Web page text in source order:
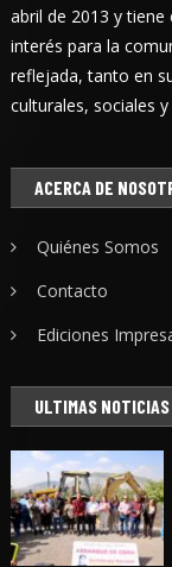
abril de 2013 y
interés para la
reflejada, tanto en
culturales, sociales
ACERCA DE
Quiénes Somos
Contacto
Ediciones
ULTIMAS NOTICIAS